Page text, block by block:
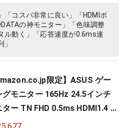
「コスパ非常に良い」「HDMIポ
の神モニター」「色味調整
ル動く」「応答速度が0.6ms速
限定】ASUS ゲー
グモニター 165Hz 24.5インチ
ター TN FHD 0.5ms HDMI1.4 Di
DVI-D スピーカー 高